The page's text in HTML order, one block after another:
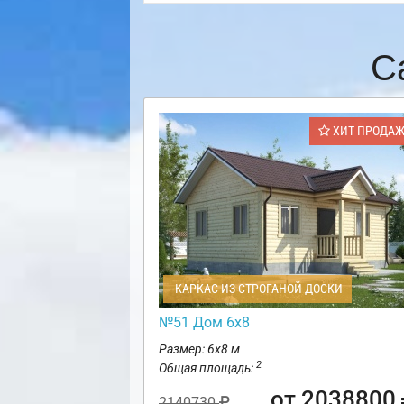
ХИТ ПРОДАЖ
КАРКАС ИЗ СТРОГАНОЙ ДОСКИ
№51 Дом 6х8
Размер: 6х8 м
Общая площадь: 2